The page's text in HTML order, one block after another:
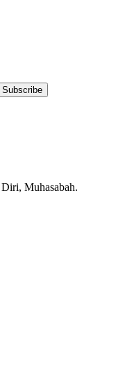
Subscribe
Muhasabah.